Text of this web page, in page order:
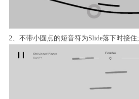
2、不带小圆点的短音符为Slide落下时接住;